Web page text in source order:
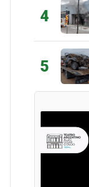
4
5